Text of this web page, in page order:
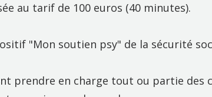
au tarif de 100 euros (40 minutes).
"Mon soutien psy" de la sécurité
prendre en charge tout ou partie des